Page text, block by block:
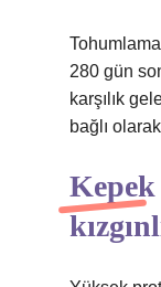
280 gün
karşılık
bağlı